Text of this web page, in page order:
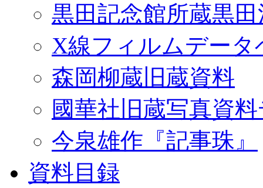
黒田記念館所蔵黒
X線フィルムデータ
森岡柳蔵旧蔵資料
國華社旧蔵写真資
今泉雄作『記事珠』
資料目録